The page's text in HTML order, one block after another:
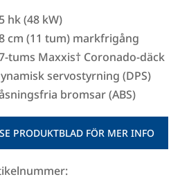
hk (48 kW)
cm (11 tum) markfrigång
tums Maxxis† Coronado-däck
servostyrning (DPS)
bromsar (ABS)
SE PRODUKTBLAD FÖR MER INFO